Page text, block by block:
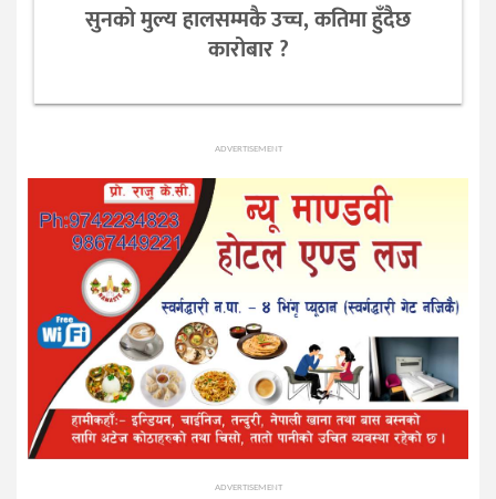
सुनको मुल्य हालसम्मकै उच्च, कतिमा हुँदैछ
कारोबार ?
ADVERTISEMENT
ADVERTISEMENT